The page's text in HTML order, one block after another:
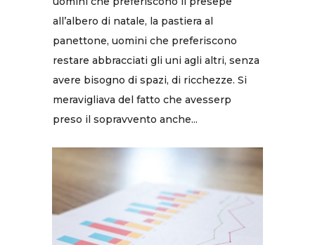
all’albero di natale, la pastiera al
panettone, uomini che preferiscono
restare abbracciati gli uni agli altri, senza
avere bisogno di spazi, di ricchezze. Si
meravigliava del fatto che avesserp
preso il sopravvento anche...